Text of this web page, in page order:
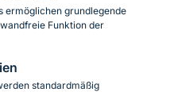
ermöglichen grundlegende
Funktion der
standardmäßig
LinkedIn